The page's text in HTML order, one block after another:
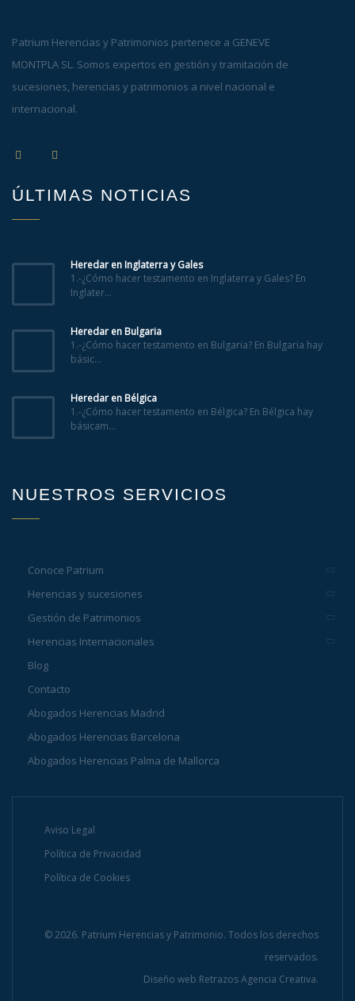
Patrium Herencias y Patrimonios pertenece a GENEVE
MONTPLA SL. Somos expertos en gestión y tramitación de
sucesiones, herencias y patrimonios a nivel nacional e
internacional.
ÚLTIMAS NOTICIAS
Heredar en Inglaterra y Gales
1.-¿Cómo hacer testamento en Inglaterra y Gales? En
Inglater...
Heredar en Bulgaria
1.-¿Cómo hacer testamento en Bulgaria? En Bulgaria hay
básic...
Heredar en Bélgica
1.-¿Cómo hacer testamento en Bélgica? En Bélgica hay
básicam...
NUESTROS SERVICIOS
Conoce Patrium
Herencias y sucesiones
Gestión de Patrimonios
Herencias Internacionales
Blog
Contacto
Abogados Herencias Madrid
Abogados Herencias Barcelona
Abogados Herencias Palma de Mallorca
Aviso Legal
Política de Privacidad
Política de Cookies
© 2026. Patrium Herencias y Patrimonio. Todos los derechos
reservados.
Diseño web Retrazos Agencia Creativa.